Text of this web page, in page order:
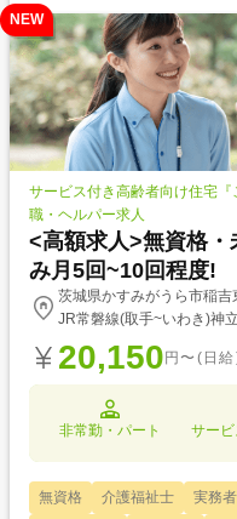
NEW
サービス付き高齢者向け住宅
職・ヘルパー求人
<高額求人>無資格
み月5回~10回程度!
茨城県かすみがうら市稲吉
JR常磐線(取手~いわき)神
20,150 円〜(日
非常勤・パート
サー
無資格 介護福祉士 実務